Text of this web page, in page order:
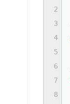
2
3
4
5
6
7
8